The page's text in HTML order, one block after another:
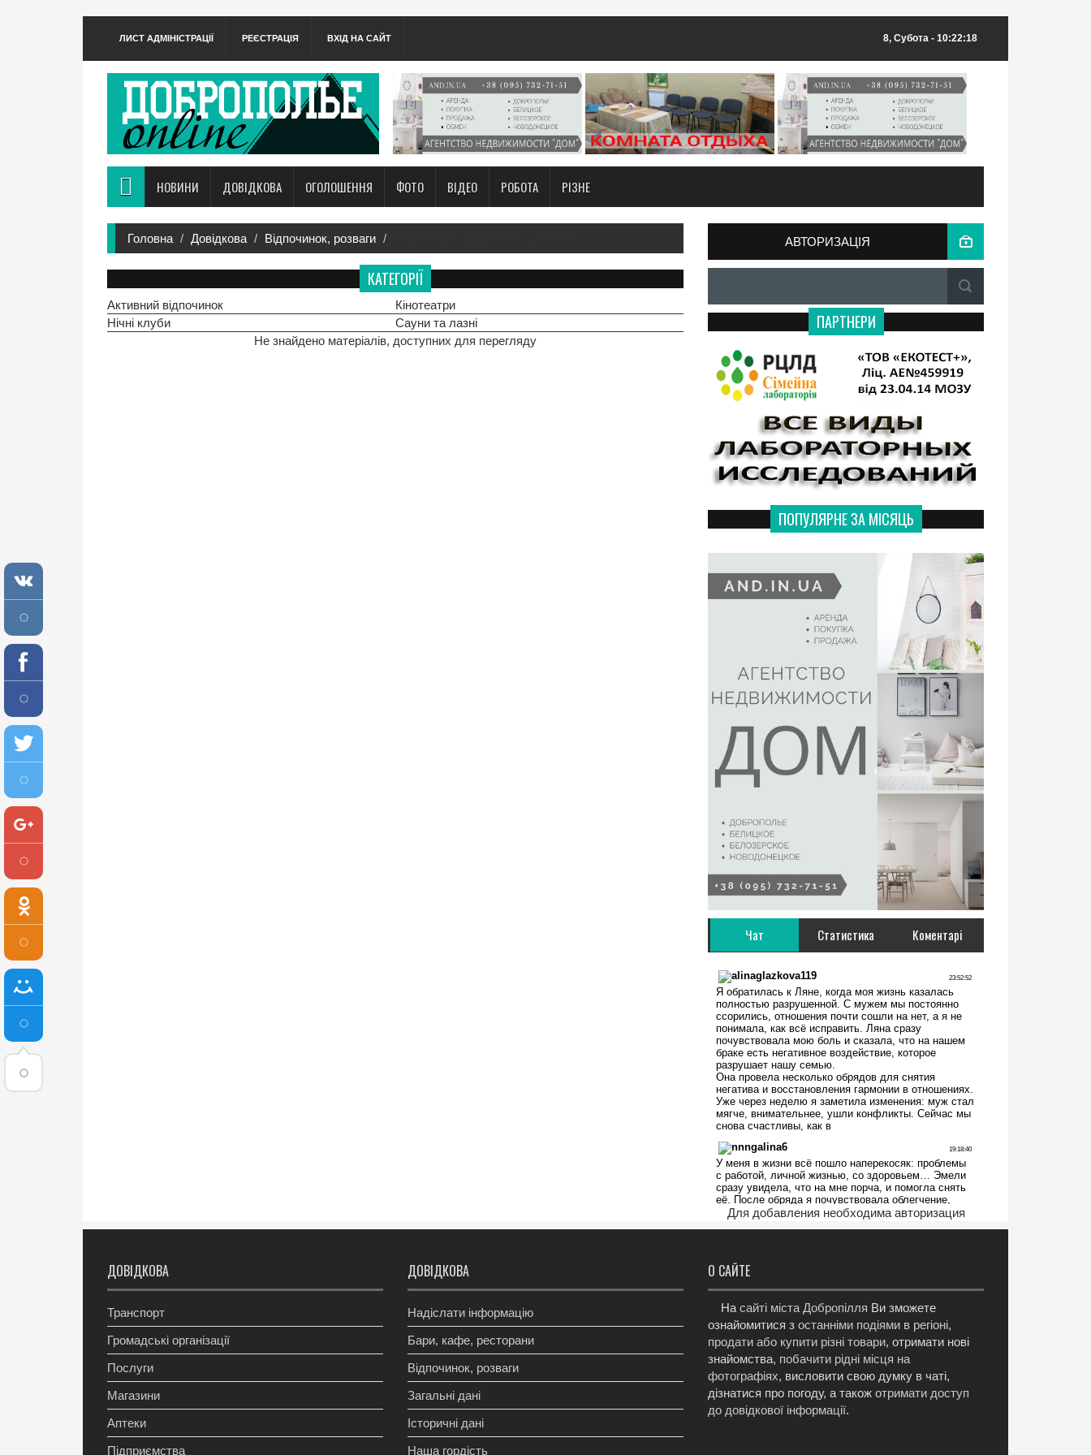
ЛИСТ АДМІНІСТРАЦІЇ РЕЄСТРАЦІЯ ВХІД НА САЙТ 8, Субота - 10:22:18
НОВИНИ ДОВІДКОВА ОГОЛОШЕННЯ ФОТО ВІДЕО РОБОТА РІЗНЕ
Головна Довідкова Відпочинок, розваги
КАТЕГОРІЇ
Активний відпочинок
Кінотеатри
Нічні клуби
Сауни та лазні
Не знайдено матеріалів, доступних для перегляду
АВТОРИЗАЦІЯ
ПАРТНЕРИ
ПОПУЛЯРНЕ ЗА МІСЯЦЬ
Чат Статистика Коментарі
Для добавления необходима авторизация
ДОВІДКОВА
Транспорт
Громадські організації
Послуги
Магазини
Аптеки
Підприємства
ДОВІДКОВА
Надіслати інформацію
Бари, кафе, ресторани
Відпочинок, розваги
Загальні дані
Історичні дані
Наша гордість
О САЙТЕ
На сайті міста Добропілля Ви зможете
ознайомитися з останніми подіями в регіоні,
продати або купити різні товари, отримати нові
знайомства, побачити рідні місця на
фотографіях, висловити свою думку в чаті,
дізнатися про погоду, а також отримати доступ
до довідкової інформації.